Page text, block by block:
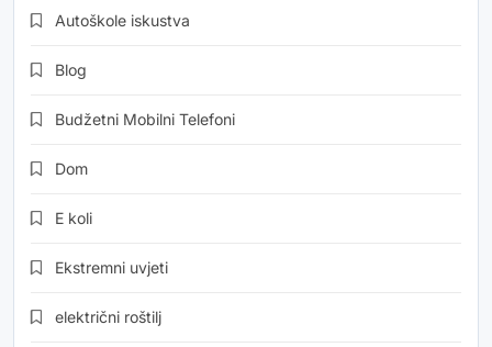
Autoškole iskustva
Blog
Budžetni Mobilni Telefoni
Dom
E koli
Ekstremni uvjeti
električni roštilj